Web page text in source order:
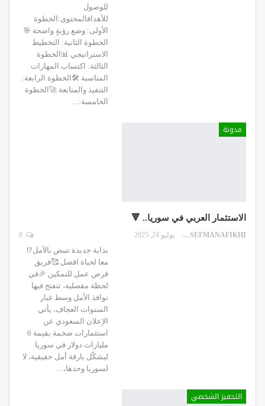
للوصول
للأهدافالمحتوى:الخطوة
الأولى: وضع رؤيةٍ واضحة 🎯
الخطوة الثانية: التخطيط
الاستراتيجي 📊الخطوة
الثالثة: اكتساب المهارات
المناسبة 🛠الخطوة الرابعة:
التنفيذ والمتابعة 🚀الخطوة
الخامسة:
مدونة
الاستثمار العربي في سوريا.. 🔻
DR.YOUSEFMANAFIKHI يوليو 24, 2025
بداية جديدة تنبض بالأمل⁉
معا لحياة افضل 🥰فريق
فرص عمل للتمكين 🎉في
لحظة مفصلية، تتفتح فيها
نوافذ الأمل وسط غبار
السنوات العجاف، يأتي
الإعلان السعودي عن
استثمارات ضخمة بقيمة 6
مليارات دولار في سوريا
ليشكّل بارقة أمل حقيقية، لا
لسوريا وحدها،…
التحفيز الشخصي